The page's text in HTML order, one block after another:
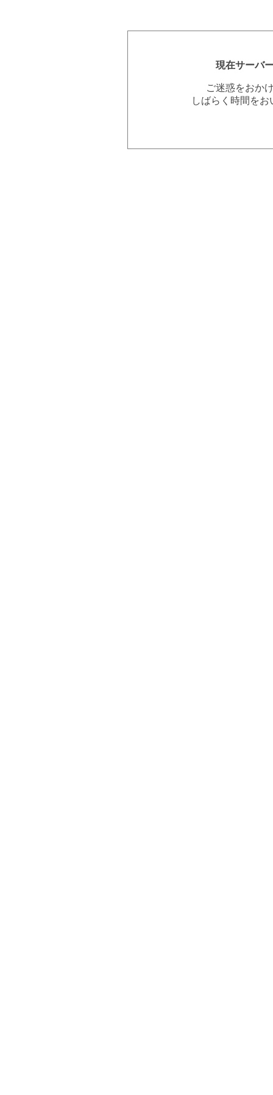
現在サーバ
ご迷惑をおか
しばらく時間を